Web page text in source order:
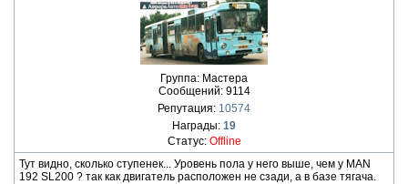
Группа: Мастера
Сообщений: 9114
Репутация: 10574
Награды: 19
Статус: Offline
Тут видно, сколько ступенек... Уровень пола у него выше, чем у MAN
192 SL200 ? так как двигатель расположен не сзади, а в базе тягача.